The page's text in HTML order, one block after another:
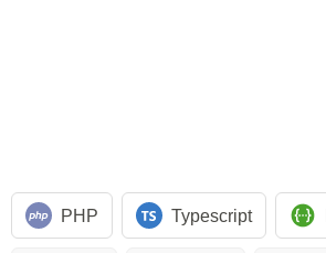
PHP Typescript